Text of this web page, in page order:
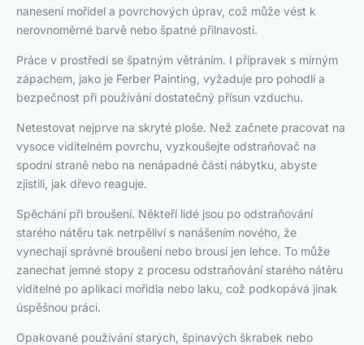
nanesení mořidel a povrchových úprav, což může vést k
nerovnoměrné barvě nebo špatné přilnavosti.
Práce v prostředí se špatným větráním. I přípravek s mírným
zápachem, jako je Ferber Painting, vyžaduje pro pohodlí a
bezpečnost při používání dostatečný přísun vzduchu.
Netestovat nejprve na skryté ploše. Než začnete pracovat na
vysoce viditelném povrchu, vyzkoušejte odstraňovač na
spodní straně nebo na nenápadné části nábytku, abyste
zjistili, jak dřevo reaguje.
Spěchání při broušení. Někteří lidé jsou po odstraňování
starého nátěru tak netrpěliví s nanášením nového, že
vynechají správné broušení nebo brousí jen lehce. To může
zanechat jemné stopy z procesu odstraňování starého nátěru
viditelné po aplikaci mořidla nebo laku, což podkopává jinak
úspěšnou práci.
Opakované používání starých, špinavých škrabek nebo